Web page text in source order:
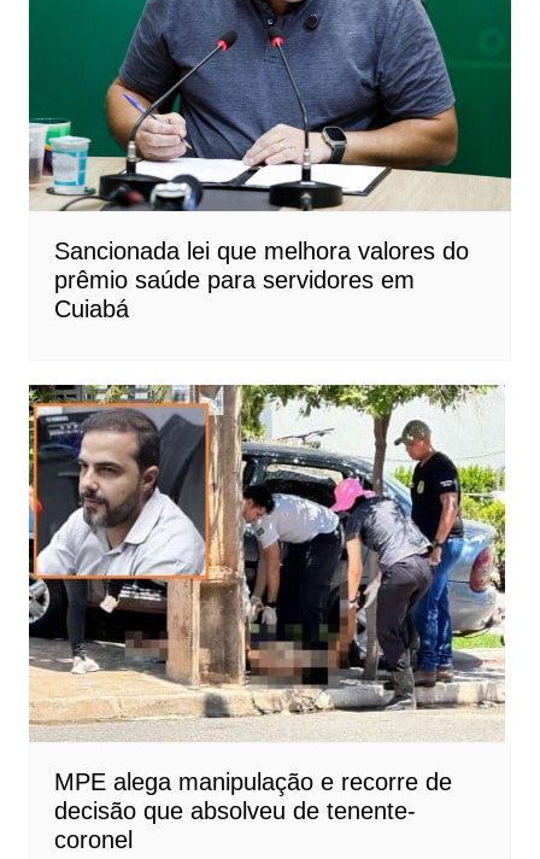
Sancionada lei que melhora valores do
prêmio saúde para servidores em
Cuiabá
MPE alega manipulação e recorre de
decisão que absolveu de tenente-
coronel